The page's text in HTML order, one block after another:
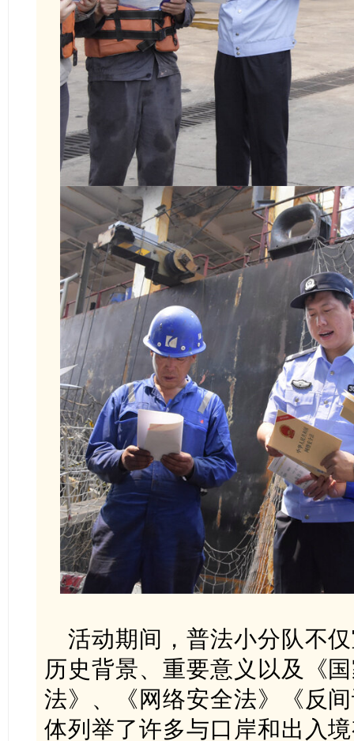
活动期间，普法小分队不
历史背景、重要意义以及《
法》、《网络安全法》《反
体列举了许多与口岸和出入